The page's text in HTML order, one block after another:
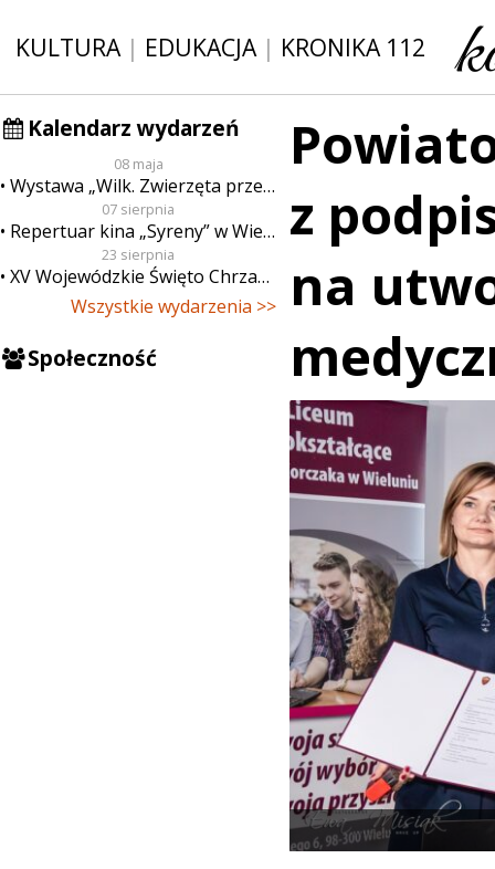
KULTURA| EDUKACJA| KRONIKA 112
Kalendarz wydarzeń
08 maja
Wystawa „Wilk. Zwierzęta przeklęte”
07 sierpnia
Repertuar kina „Syreny” w Wieluniu w dn. od 7 do 13 sierpnia
23 sierpnia
XV Wojewódzkie Święto Chrzanu
Wszystkie wydarzenia >>
Społeczność
z
na